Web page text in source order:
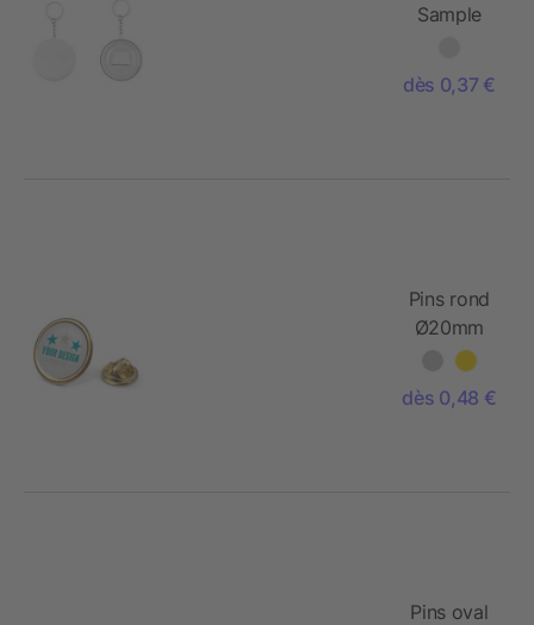
Sample
dès 0,37 €
Pins rond
Ø20mm
dès 0,48 €
Pins oval